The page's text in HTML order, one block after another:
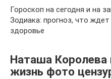
Гороскоп на сегодня и на
Зодиака: прогноз, что
здоровье
Наташа Королева
жизнь фото